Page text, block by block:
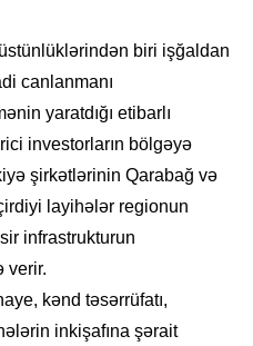
biri işğaldan
canlanmanı
yaratdığı etibarlı
investorların bölgəyə
şirkətlərinin Qarabağ və
layihələr regionun
infrastrukturun
verir.
kənd təsərrüfatı,
inkişafına şərait